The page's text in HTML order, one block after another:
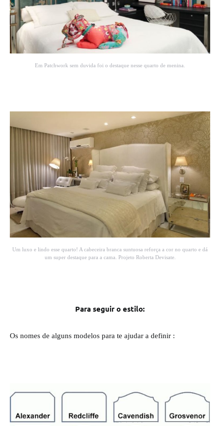
Em Patchwork sem duvida foi o destaque nesse quarto de menina.
Um luxo e lindo esse quarto! A cabeceira branca suntuosa reforça a cor no quarto e dá
um super destaque para a cama. Projeto Roberta Devisate.
Para seguir o estilo:
Os nomes de alguns modelos para te ajudar a definir :